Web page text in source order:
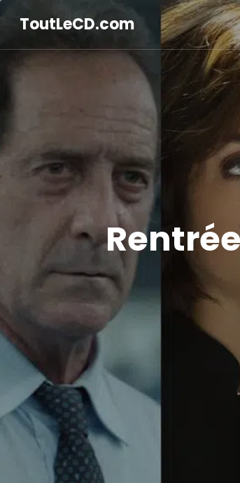
ToutLeCD.com